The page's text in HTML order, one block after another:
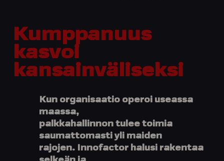
Kumppanuus
kasvoi
kansainväliseksi
Kun organisaatio operoi useassa
maassa,
palkkahallinnon tulee toimia
saumattomasti yli maiden
rajojen. Innofactor halusi rakentaa